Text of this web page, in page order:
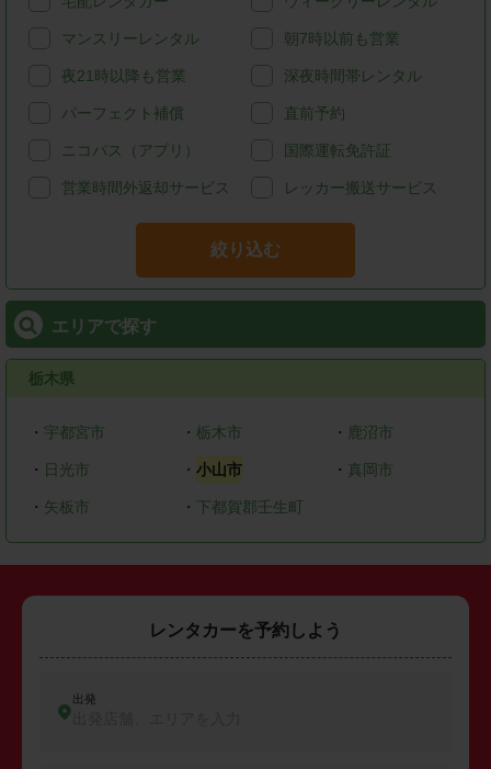
マンスリーレンタル 朝7時以前も営業
夜21時以降も営業 深夜時間帯レンタル
パーフェクト補償 直前予約
ニコパス（アプリ） 国際運転免許証
営業時間外返却サービス レッカー搬送サービス
絞り込む
エリアで探す
栃木県
・ 宇都宮市 ・ 栃木市 ・ 鹿沼市
・ 日光市 ・ 小山市 ・ 真岡市
・ 矢板市 ・ 下都賀郡壬生町
レンタカーを予約しよう
出発